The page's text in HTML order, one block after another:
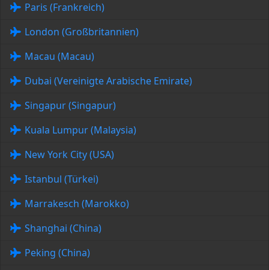
Paris (Frankreich)
London (Großbritannien)
Macau (Macau)
Dubai (Vereinigte Arabische Emirate)
Singapur (Singapur)
Kuala Lumpur (Malaysia)
New York City (USA)
Istanbul (Türkei)
Marrakesch (Marokko)
Shanghai (China)
Peking (China)